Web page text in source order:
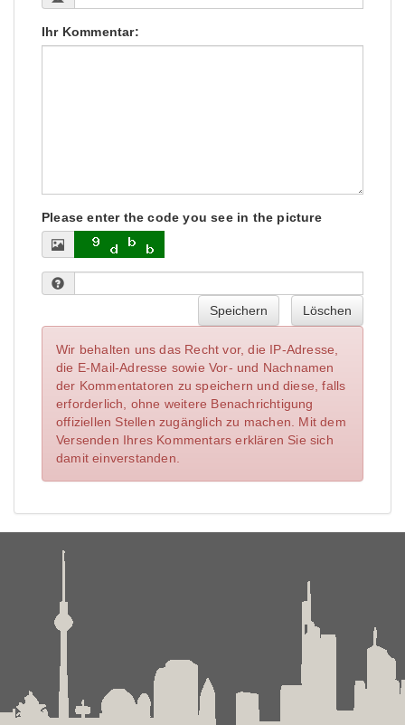
Ihr Kommentar:
Please enter the code you see in the picture
Speichern Löschen
Wir behalten uns das Recht vor, die IP-Adresse,
die E-Mail-Adresse sowie Vor- und Nachnamen
der Kommentatoren zu speichern und diese, falls
erforderlich, ohne weitere Benachrichtigung
offiziellen Stellen zugänglich zu machen. Mit dem
Versenden Ihres Kommentars erklären Sie sich
damit einverstanden.